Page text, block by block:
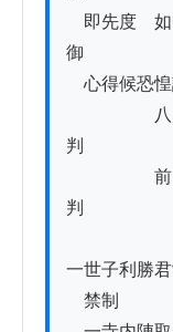
即先度ゟ如
御
心得候恐
八月廿二
判
前　又左
判
人
一世子利勝
禁制　　　